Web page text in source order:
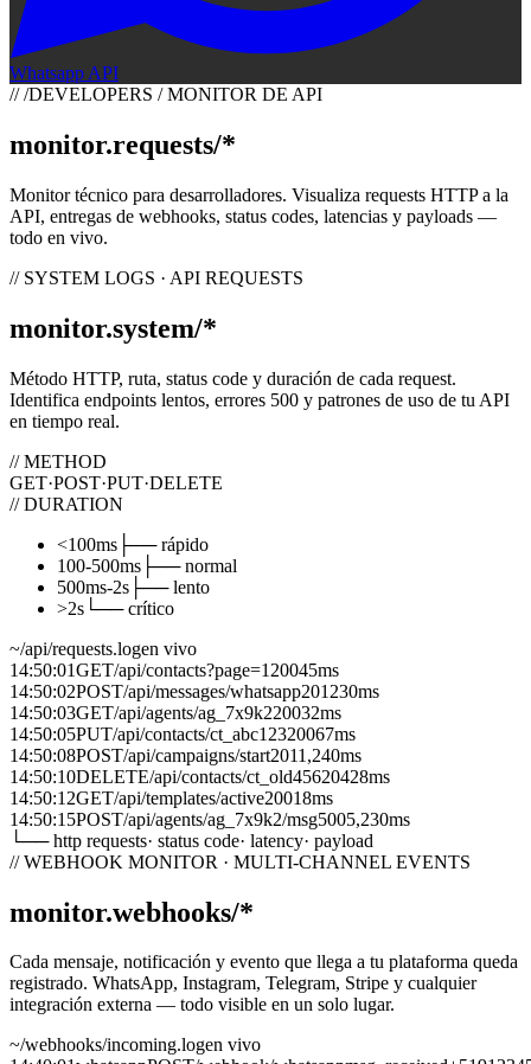
Whatsapp API
// /DEVELOPERS / MONITOR DE API
monitor.requests/*
Monitor técnico para desarrolladores. Visualiza requests HTTP a la
API, entregas de webhooks, status codes, latencias y payloads —
todo en vivo.
// SYSTEM LOGS · API REQUESTS
monitor.system/*
Método HTTP, ruta, status code y duración de cada request.
Identifica endpoints lentos, errores 500 y patrones de uso de tu API
en tiempo real.
// METHOD
GET·POST·PUT·DELETE
// DURATION
<100ms ├──rápido
100-500ms ├──normal
500ms-2s ├──lento
>2s └──crítico
~/api/requests.logen vivo
14:50:01GET/api/contacts?page=1 20045ms
14:50:02POST/api/messages/whatsapp201 230ms
14:50:03GET/api/agents/ag_7x9k220032ms
14:50:05PUT/api/contacts/ct_abc12320067ms
14:50:08POST/api/campaigns/start2011,240ms
14:50:10DELETE/api/contacts/ct_old45620428ms
14:50:12GET/api/templates/active20018ms
14:50:15POST/api/agents/ag_7x9k2/msg5005,230ms
└──http requests· status code· latency· payload
// WEBHOOK MONITOR · MULTI-CHANNEL EVENTS
monitor.webhooks/*
Cada mensaje, notificación y evento que llega a tu plataforma queda
registrado. WhatsApp, Instagram, Telegram, Stripe y cualquier
integración externa — todo visible en un solo lugar.
~/webhooks/incoming.logen vivo